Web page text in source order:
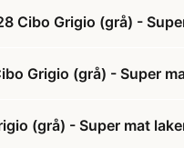
Cibo Grigio (grå) -
Grigio (grå) - Super
(grå) - Super mat